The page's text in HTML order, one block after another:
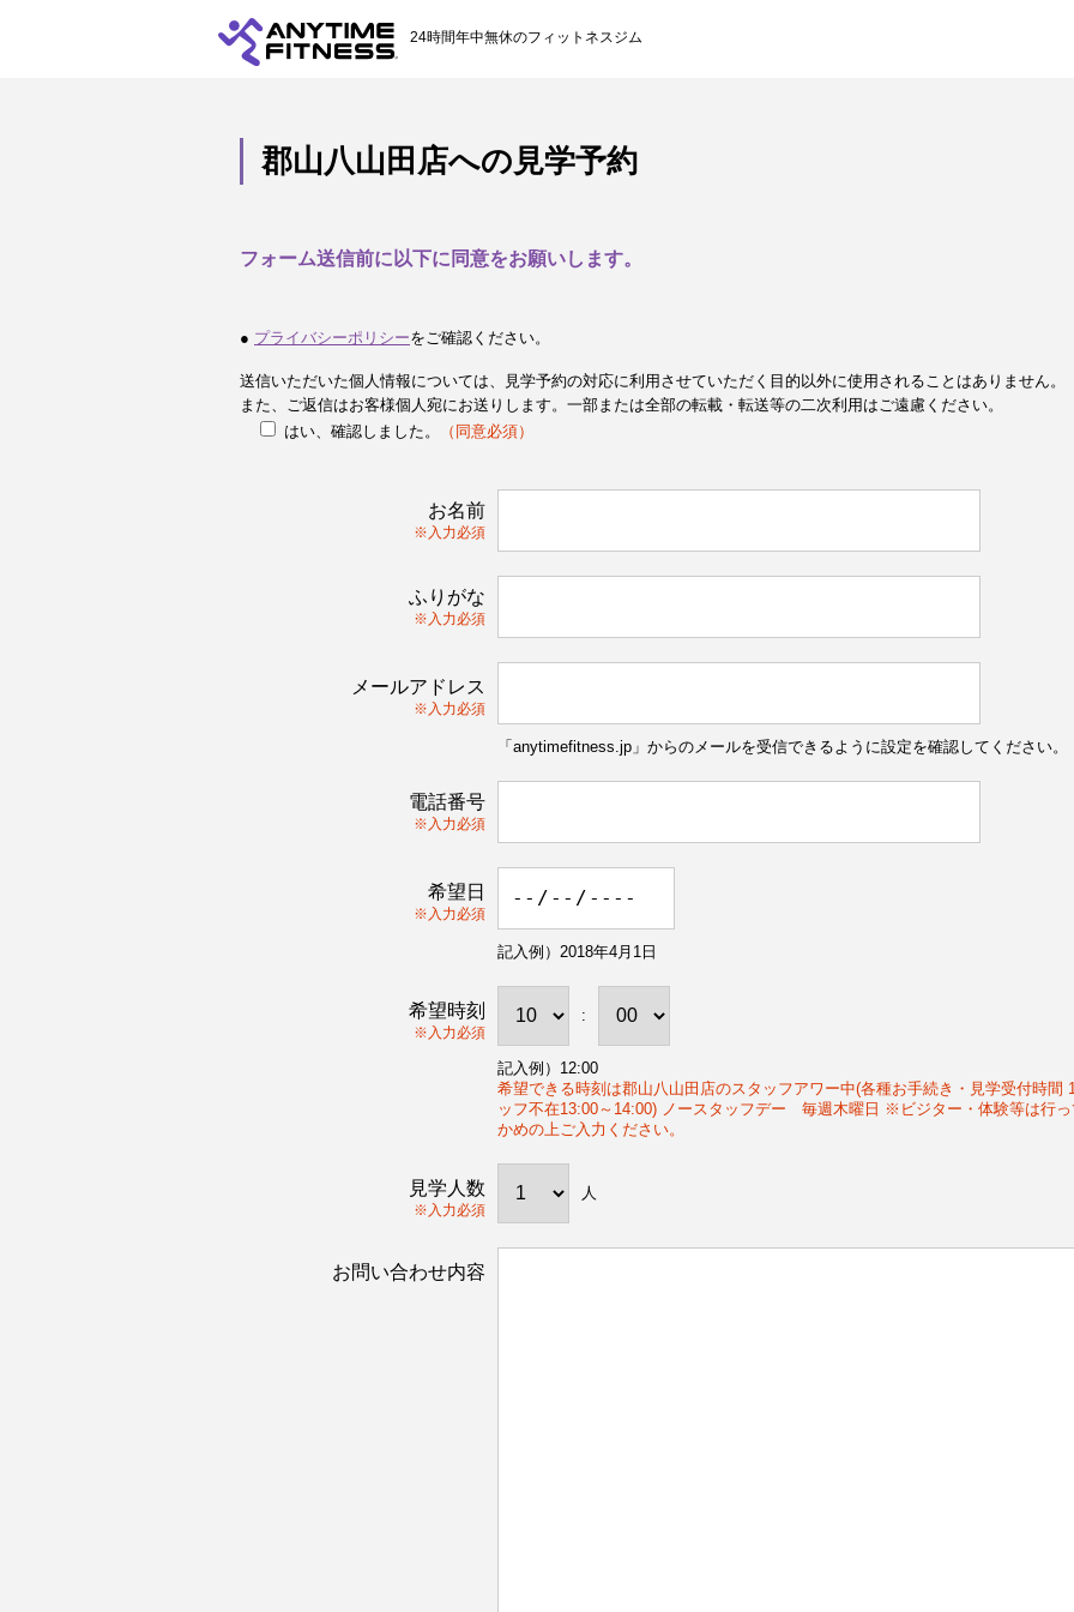
24時間年中無休のフィットネスジム
郡山八山田店への見学予約
フォーム送信前に以下に同意をお願いします。
● プライバシーポリシーをご確認ください。
送信いただいた個人情報については、見学予約の対応に利用させていただく目的以外に使用されることはありません。
また、ご返信はお客様個人宛にお送りします。一部または全部の転載・転送等の二次利用はご遠慮ください。
はい、確認しました。
（同意必須）
お名前
※入力必須
ふりがな
※入力必須
メールアドレス
※入力必須
「anytimefitness.jp」からのメールを受信できるように設定を確認してください。
電話番号
※入力必須
希望日
※入力必須
記入例）2018年4月1日
希望時刻
※入力必須
:
記入例）12:00
希望できる時刻は郡山八山田店のスタッフアワー中(各種お手続き・見学受付時
ッフ不在13:00～14:00) ノースタッフデー 毎週木曜日 ※ビジター・体験等は行
かめの上ご入力ください。
見学人数
※入力必須
人
お問い合わせ内容